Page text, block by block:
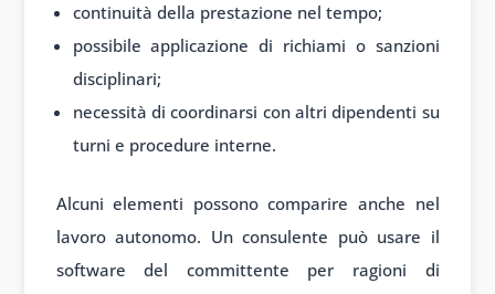
continuità della prestazione nel tempo;
possibile applicazione di richiami o sanzioni
disciplinari;
necessità di coordinarsi con altri dipendenti su
turni e procedure interne.
Alcuni elementi possono comparire anche nel
lavoro autonomo. Un consulente può usare il
software del committente per ragioni di